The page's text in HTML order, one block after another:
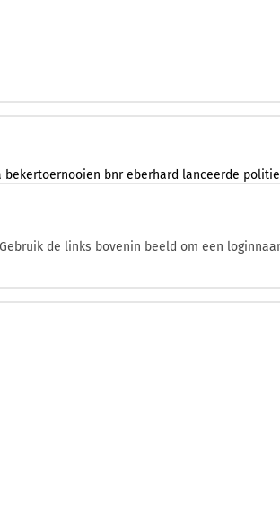
bekertoernooien bnr eberhard lanceerde
de links bovenin beeld om een